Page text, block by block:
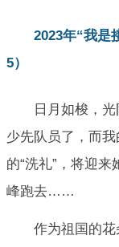
2023年“我是
5）
日月如梭，
少先队员了，而
的“洗礼”，将迎
峰跑去……
作为祖国的